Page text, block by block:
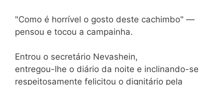
"Como é horrível o gosto deste cachimbo" —
pensou e tocou a campainha.
Entrou o secretário Nevashein,
entregou-lhe o diário da noite e inclinando-se
respeitosamente felicitou o dignitário pela